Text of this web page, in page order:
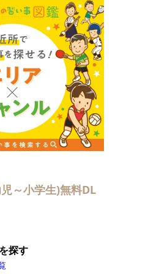
～小学生)無料DL
探す